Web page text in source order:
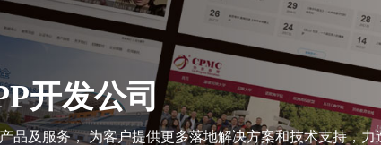
开发公司
品及服务， 为客户提供更多落地解决方案和技术支持，